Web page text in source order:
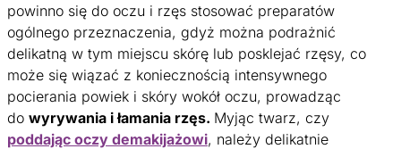
powinno się do oczu i rzęs stosować preparatów
ogólnego przeznaczenia, gdyż można podrażnić
delikatną w tym miejscu skórę lub posklejać rzęsy, co
może się wiązać z koniecznością intensywnego
pocierania powiek i skóry wokół oczu, prowadząc
do wyrywania i łamania rzęs. Myjąc twarz, czy
poddając oczy demakijażowi, należy delikatnie